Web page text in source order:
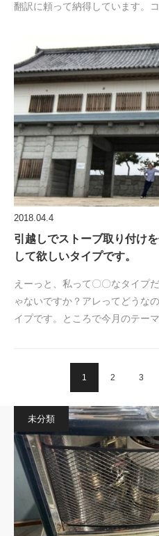
翻訳に頼って納得しています。
2018.04.4
引越しでストーブ取り付け
して欲しいタイプです。
えーっと、私って〇〇なタイプ
ゃないですか？アレってどうな
イプです。ところで今月のテー
1 2 3
未分類